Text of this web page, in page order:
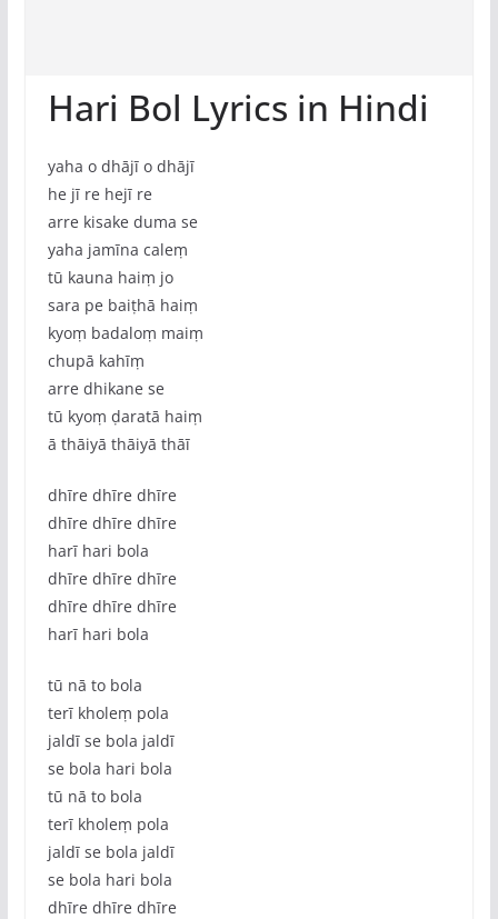
Hari Bol Lyrics in Hindi
yaha o dhājī o dhājī
he jī re hejī re
arre kisake duma se
yaha jamīna caleṃ
tū kauna haiṃ jo
sara pe baiṭhā haiṃ
kyoṃ badaloṃ maiṃ
chupā kahīṃ
arre dhikane se
tū kyoṃ ḍaratā haiṃ
ā thāiyā thāiyā thāī
dhīre dhīre dhīre
dhīre dhīre dhīre
harī hari bola
dhīre dhīre dhīre
dhīre dhīre dhīre
harī hari bola
tū nā to bola
terī kholeṃ pola
jaldī se bola jaldī
se bola hari bola
tū nā to bola
terī kholeṃ pola
jaldī se bola jaldī
se bola hari bola
dhīre dhīre dhīre